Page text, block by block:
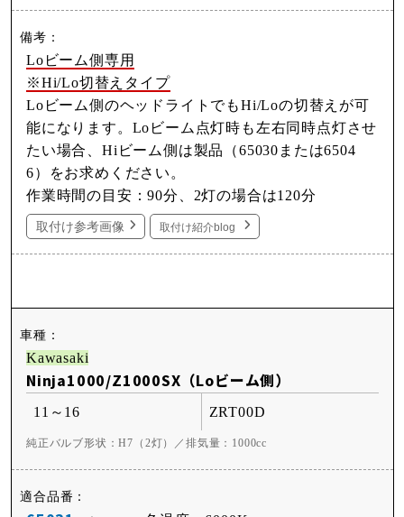
Loビーム側専用
※Hi/Lo切替えタイプ
Loビーム側のヘッドライトでもHi/Loの切替えが可
能になります。Loビーム点灯時も左右同時点灯させ
たい場合、Hiビーム側は製品（65030または6504
6）をお求めください。
作業時間の目安：90分、2灯の場合は120分
取付け参考画像 取付け紹介blog
Kawasaki
Ninja1000/Z1000SX（Loビーム側）
11～16 ZRT00D
純正バルブ形状：H7（2灯）／排気量：1000cc